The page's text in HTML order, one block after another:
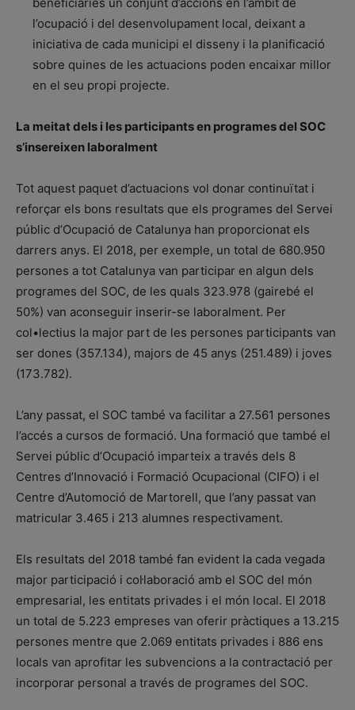
beneficiàries un conjunt d’accions en l’àmbit de
l’ocupació i del desenvolupament local, deixant a
iniciativa de cada municipi el disseny i la planificació
sobre quines de les actuacions poden encaixar millor
en el seu propi projecte.
La meitat dels i les participants en programes del SOC
s’insereixen laboralment
Tot aquest paquet d’actuacions vol donar continuïtat i
reforçar els bons resultats que els programes del Servei
públic d’Ocupació de Catalunya han proporcionat els
darrers anys. El 2018, per exemple, un total de 680.950
persones a tot Catalunya van participar en algun dels
programes del SOC, de les quals 323.978 (gairebé el
50%) van aconseguir inserir-se laboralment. Per
col•lectius la major part de les persones participants van
ser dones (357.134), majors de 45 anys (251.489) i joves
(173.782).
L’any passat, el SOC també va facilitar a 27.561 persones
l’accés a cursos de formació. Una formació que també el
Servei públic d’Ocupació imparteix a través dels 8
Centres d’Innovació i Formació Ocupacional (CIFO) i el
Centre d’Automoció de Martorell, que l’any passat van
matricular 3.465 i 213 alumnes respectivament.
Els resultats del 2018 també fan evident la cada vegada
major participació i col·laboració amb el SOC del món
empresarial, les entitats privades i el món local. El 2018
un total de 5.223 empreses van oferir pràctiques a 13.215
persones mentre que 2.069 entitats privades i 886 ens
locals van aprofitar les subvencions a la contractació per
incorporar personal a través de programes del SOC.